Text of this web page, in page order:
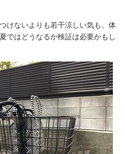
けないよりも若干涼しい気も。体
ではどうなるか検証は必要かもし